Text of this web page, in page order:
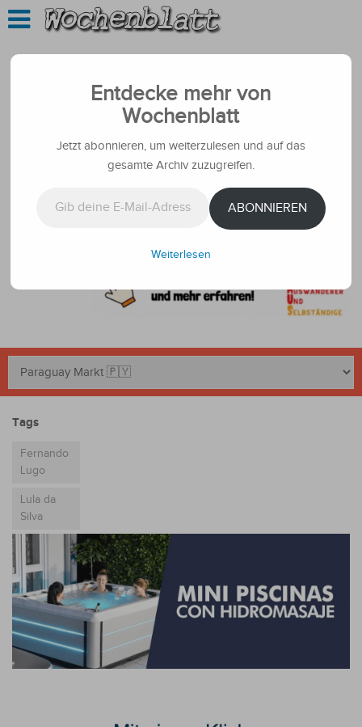
Tags
Fernando
Lugo
Lula da
Silva
Entdecke mehr von
Wochenblatt
Jetzt abonnieren, um weiterzulesen und auf das
gesamte Archiv zuzugreifen.
ABONNIEREN
Weiterlesen